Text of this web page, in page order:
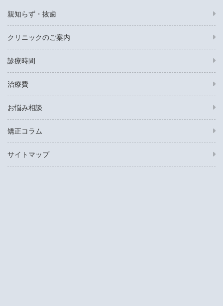
親知らず・抜歯
クリニックのご案内
診療時間
治療費
お悩み相談
矯正コラム
サイトマップ